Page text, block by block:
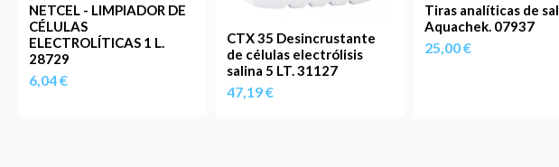
NETCEL - LIMPIADOR DE
CÉLULAS
ELECTROLÍTICAS 1 L.
28729
6,04 €
CTX 35 Desincrustante
de células electrólisis
salina 5 LT. 31127
47,19 €
Tiras analíticas de sal
Aquachek. 07937
25,00 €